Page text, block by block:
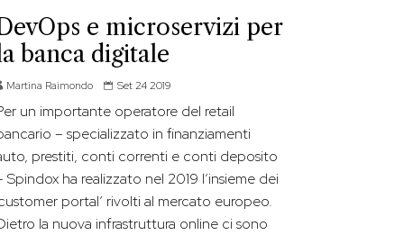
e microservizi per
banca digitale
Martina Raimondo Set 24 2019
un importante operatore del retail
– specializzato in finanziamenti
prestiti, conti correnti e conti deposito
Spindox ha realizzato nel 2019 l’insieme dei
portal’ rivolti al mercato europeo.
la nuova infrastruttura online ci sono